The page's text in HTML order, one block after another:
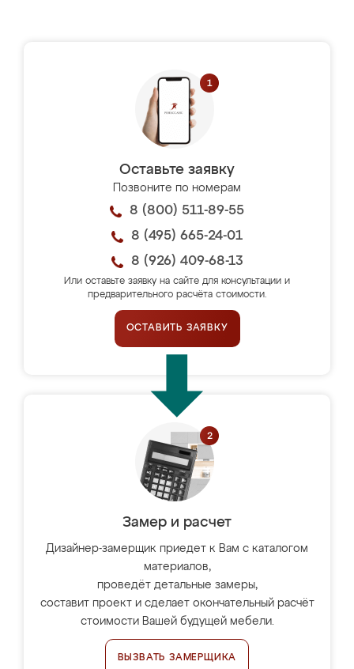
Оставьте заявку
Позвоните по номерам
8 (800) 511-89-55
8 (495) 665-24-01
8 (926) 409-68-13
Или оставьте заявку на сайте для консультации и
предварительного расчёта стоимости.
ОСТАВИТЬ ЗАЯВКУ
Замер и расчет
Дизайнер-замерщик приедет к Вам с каталогом
материалов,
проведёт детальные замеры,
составит проект и сделает окончательный расчёт
стоимости Вашей будущей мебели.
ВЫЗВАТЬ ЗАМЕРЩИКА